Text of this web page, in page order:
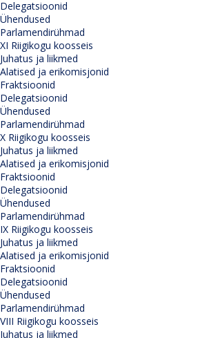
Delegatsioonid
Ühendused
Parlamendirühmad
XI Riigikogu koosseis
Juhatus ja liikmed
Alatised ja erikomisjonid
Fraktsioonid
Delegatsioonid
Ühendused
Parlamendirühmad
X Riigikogu koosseis
Juhatus ja liikmed
Alatised ja erikomisjonid
Fraktsioonid
Delegatsioonid
Ühendused
Parlamendirühmad
IX Riigikogu koosseis
Juhatus ja liikmed
Alatised ja erikomisjonid
Fraktsioonid
Delegatsioonid
Ühendused
Parlamendirühmad
VIII Riigikogu koosseis
Juhatus ja liikmed